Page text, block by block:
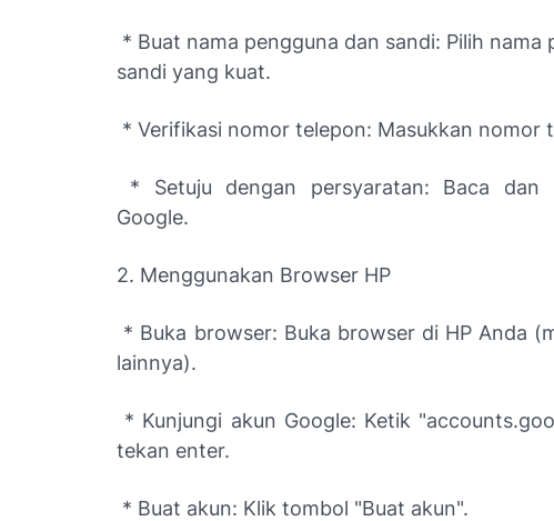
* Buat nama pengguna dan sandi: Pilih
sandi yang kuat.
* Verifikasi nomor telepon: Masukkan nomor
* Setuju dengan persyaratan: Baca dan
Google.
2. Menggunakan Browser HP
* Buka browser: Buka browser di HP Anda
lainnya).
* Kunjungi akun Google: Ketik
tekan enter.
* Buat akun: Klik tombol "Buat akun".